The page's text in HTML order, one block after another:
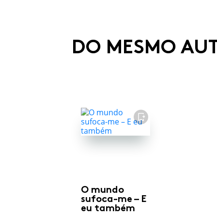
DO MESMO
FAVORITO
O mundo
sufoca-me – E
eu também